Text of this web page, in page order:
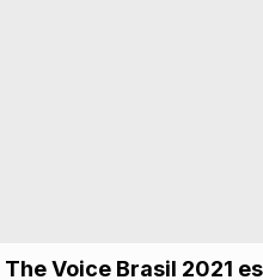
The Voice Brasil 2021